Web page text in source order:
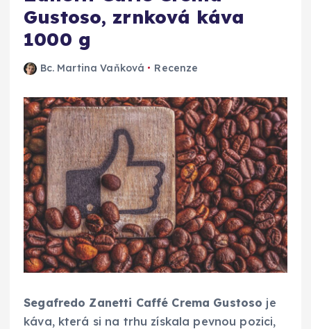
Gustoso, zrnková káva
1000 g
Bc. Martina Vaňková Recenze
Segafredo Zanetti Caffé Crema Gustoso je
káva, která si na trhu získala pevnou pozici,